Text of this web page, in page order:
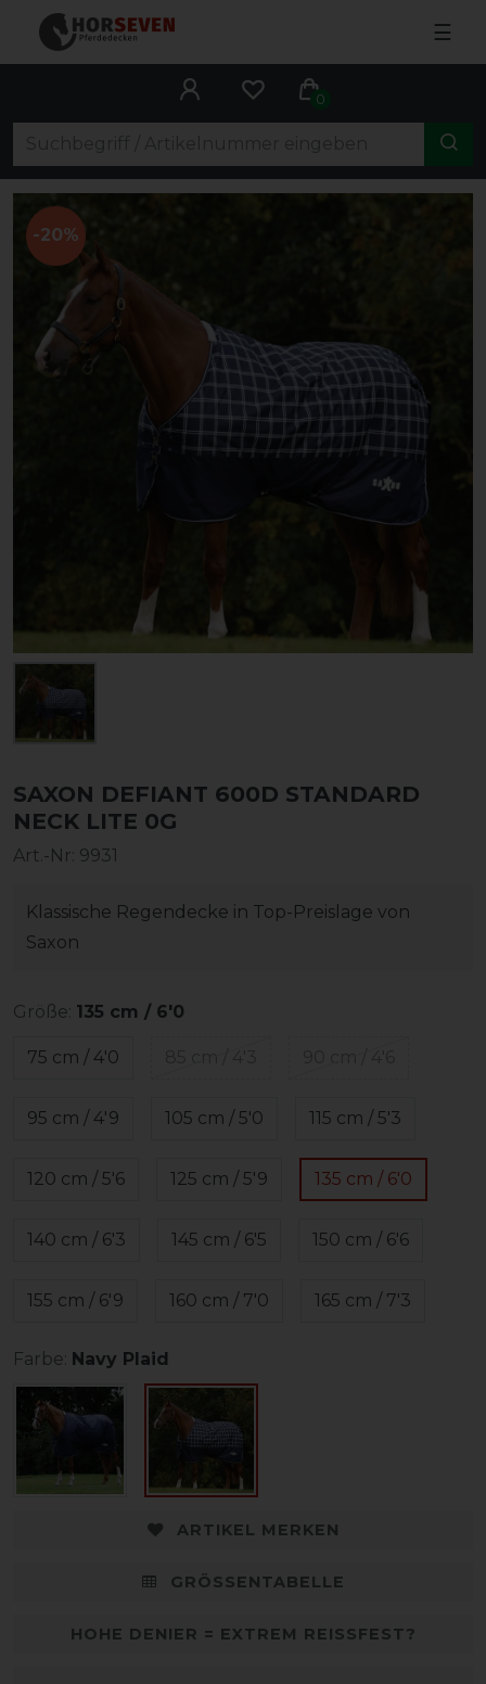
☰
0
-20%
SAXON DEFIANT 600D STANDARD
NECK LITE 0G
Art.-Nr: 9931
Klassische Regendecke in Top-Preislage von
Saxon
Größe: 135 cm / 6'0
75 cm / 4'0
95 cm / 4'9 105 cm / 5'0 115 cm / 5'3
120 cm / 5'6 125 cm / 5'9 135 cm / 6'0
140 cm / 6'3 145 cm / 6'5 150 cm / 6'6
155 cm / 6'9 160 cm / 7'0 165 cm / 7'3
Farbe: Navy Plaid
ARTIKEL MERKEN
GRÖSSENTABELLE
HOHE DENIER = EXTREM REISSFEST?